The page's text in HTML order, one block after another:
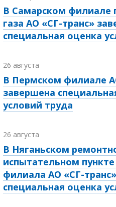
В Самарском филиале
газа АО «СГ-транс»
специальная оценка
26 августа
В Пермском филиале
завершена
условий труда
26 августа
В Няганьском
испытательном
филиала АО «СГ-
специальная оценка